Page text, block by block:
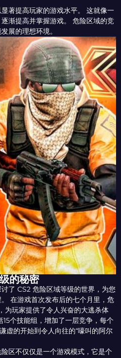
著提高玩家的游戏水平。 这就像一
渐提高并掌握游戏。 危险区域的竞
展的理想环境。
的秘密
了 CS2 危险区域等级的世界，为您
在游戏首次发布后的七个月里，危
为玩家提供了令人兴奋的大逃杀体
个技能组，增加了一层竞争，每个
虚的开始到令人向往的“嚎叫的阿尔
区不仅仅是一个游戏模式，它是个